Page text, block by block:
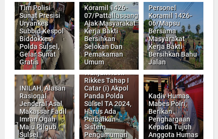
Tim Polisi
Sunat Presisi
Uryankes
Subbid Kespol
Biddokkes
Polda Sulsel,
Gelar Sunat
Gratis
Koramil 1426-
07/Pattallassang
Ajak Masyarakat
Kerja Bakti
Bersihkan
Selokan Dan
Pemakaman
Umum
Personel
Koramil 1426-
06/Mapsu
Bersama
Masyarakat
Kerja Bakti
Bersihkan Bahu
Jalan
INILAH, Alasan
Rasional
Jenderal Asal
Makassar Fadil
Imran Ogah
Maju Pilgub
Sulsel
Wakapolda
Sulsel, Pimpin
Wanjak Hasil
Rikkes Tahap I
Catar (i) Akpol
Panda Polda
Sulsel TA 2024,
Harus Ada
Perbaikan
Sistem
Pengumuman
Kadiv Humas
Mabes Polri,
Berikan
Penghargaan
Kepada Tujuh
Anggota Humas